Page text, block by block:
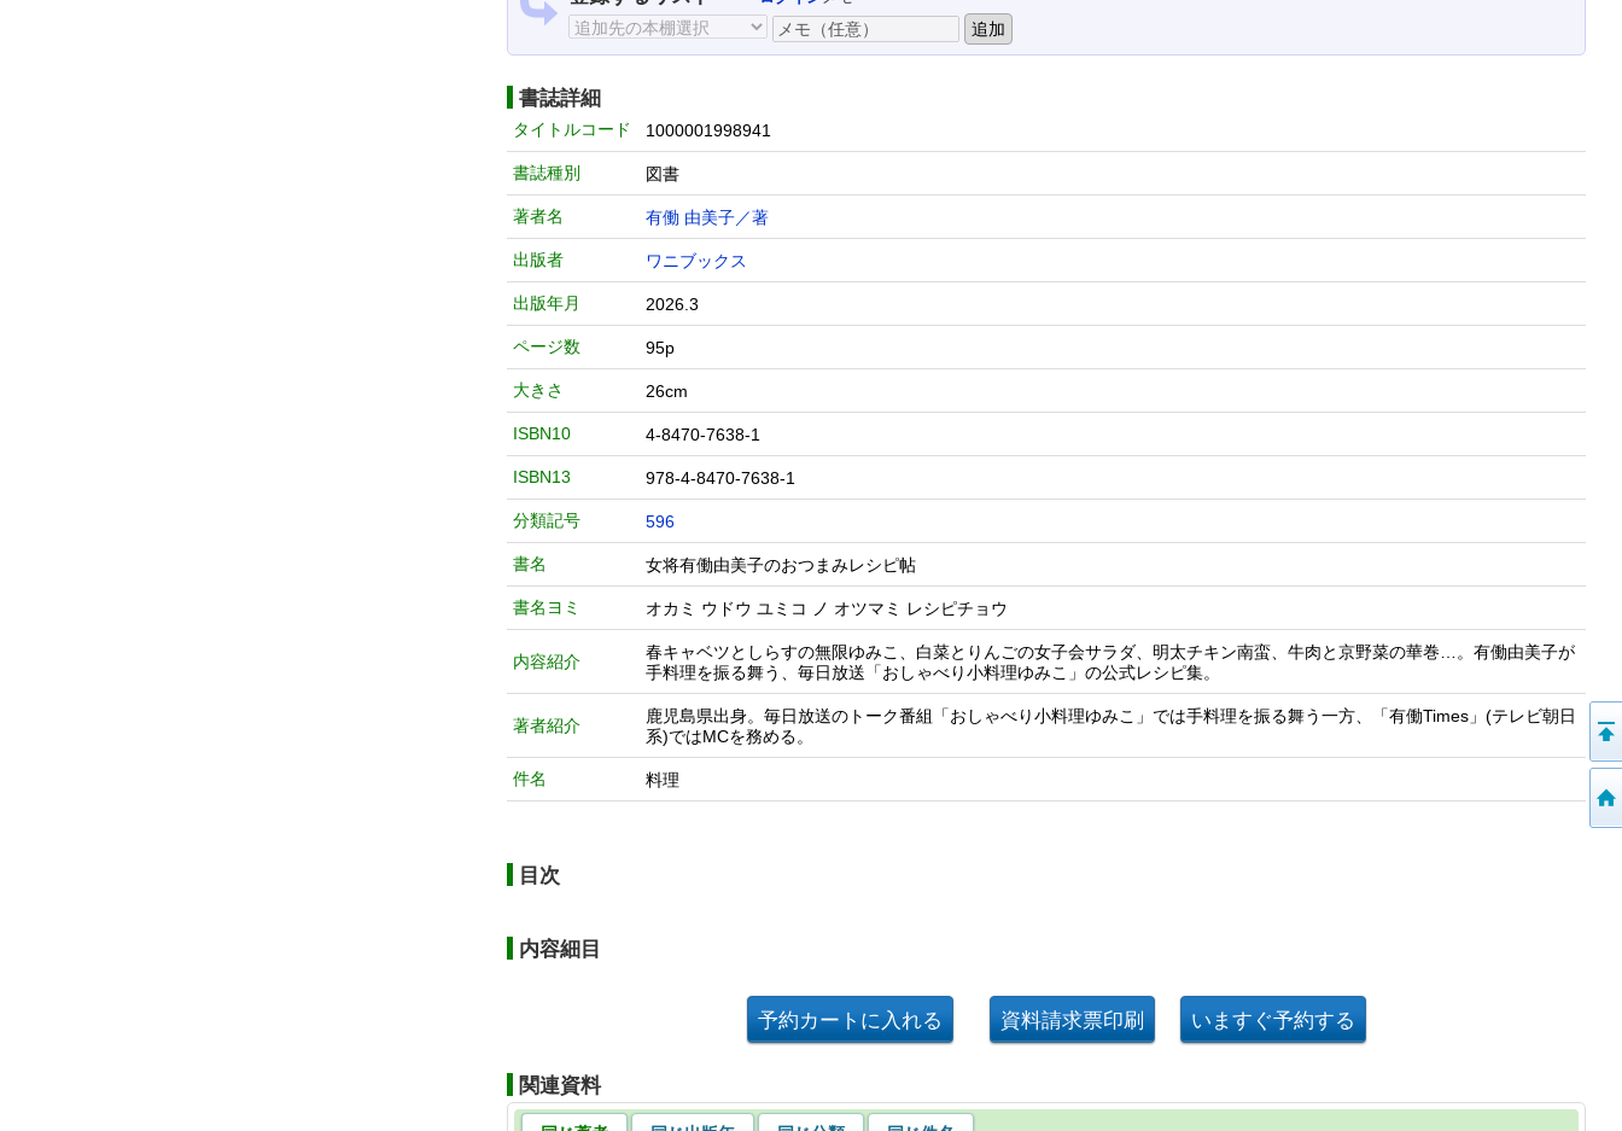
書誌詳細
タイトルコード 1000001998941
書誌種別 図書
著者名 有働 由美子／著
出版者 ワニブックス
出版年月 2026.3
ページ数 95p
大きさ 26cm
ISBN10 4-8470-7638-1
ISBN13 978-4-8470-7638-1
分類記号 596
書名 女将有働由美子のおつまみレシピ帖
書名ヨミ オカミ ウドウ ユミコ ノ オツマミ レシピチョウ
内容紹介
春キャベツとしらすの無限ゆみこ、白菜とりんごの女子会サラダ、明太チキン南蛮、牛肉と京野菜の華巻…。有働由美子が
手料理を振る舞う、毎日放送「おしゃべり小料理ゆみこ」の公式レシピ集。
著者紹介
鹿児島県出身。毎日放送のトーク番組「おしゃべり小料理ゆみこ」では手料理を振る舞う一方、「有働Times」(テレビ朝日
系)ではMCを務める。
件名 料理
目次
内容細目
関連資料